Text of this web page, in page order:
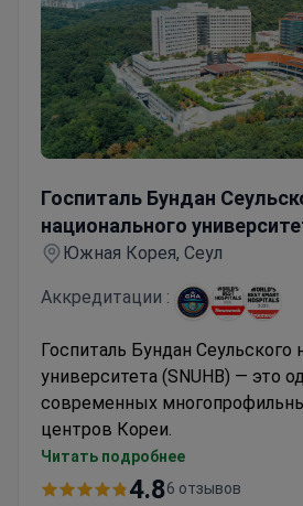
Госпиталь Бундан
национального
Южная Корея, Сеул
Аккредитации :
Госпиталь Бундан Сеульского
университета (SNUHB) — это
современных
центров Кореи.
Это первая цифровая и
"безбумажная" больница
Читать подробнее
4.86 отзывов